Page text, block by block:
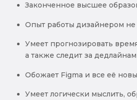
Законченное высшее
Опыт работы дизайнером не
Умеет прогнозировать
а также следит за
Обожает Figma и все её
Умеет логически мыслить,